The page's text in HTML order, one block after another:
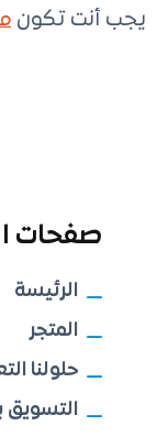
يجب أنت تكون
صفحات
الرئيسة
المتجر
حلولنا
التسويق